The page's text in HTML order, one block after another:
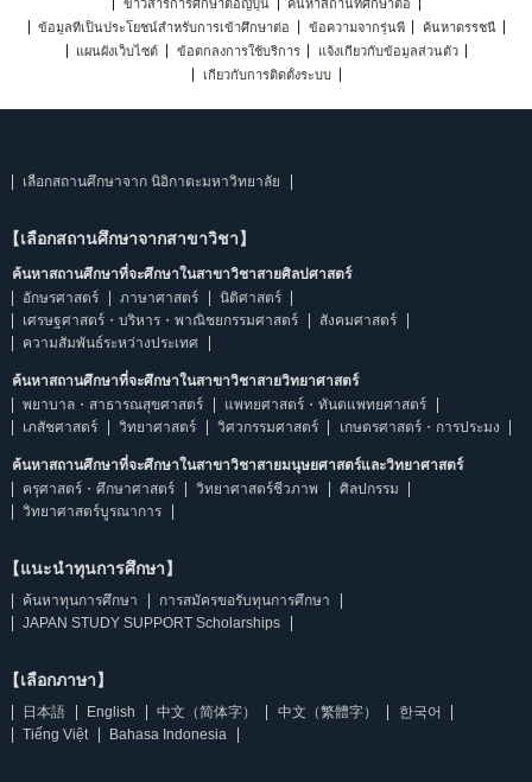
ข่าวสารการศึกษาต่อญี่ปุ่น
ค้นหาสถานที่ศึกษาต่อ
ข้อมูลที่เป็นประโยชน์สำหรับการเข้าศึกษาต่อ
ข้อความจากรุ่นพี่
ค้นหาดรรชนี
แผนผังเว็บไซต์
ข้อตกลงการใช้บริการ
แจ้งเกี่ยวกับข้อมูลส่วนตัว
เกี่ยวกับการติดตั้งระบบ
เลือกสถานศึกษาจาก นิอิกาตะมหาวิทยาลัย
【เลือกสถานศึกษาจากสาขาวิชา】
ค้นหาสถานศึกษาที่จะศึกษาในสาขาวิชาสายศิลปศาสตร์
อักษรศาสตร์
ภาษาศาสตร์
นิติศาสตร์
เศรษฐศาสตร์・บริหาร・พาณิชยกรรมศาสตร์
สังคมศาสตร์
ความสัมพันธ์ระหว่างประเทศ
ค้นหาสถานศึกษาที่จะศึกษาในสาขาวิชาสายวิทยาศาสตร์
พยาบาล・สาธารณสุขศาสตร์
แพทยศาสตร์・ทันตแพทยศาสตร์
เภสัชศาสตร์
วิทยาศาสตร์ วิศวกรรมศาสตร์ เกษตรศาสตร์・การประมง
ค้นหาสถานศึกษาที่จะศึกษาในสาขาวิชาสายมนุษยศาสตร์และวิทยาศาสตร์
ครุศาสตร์・ศึกษาศาสตร์
วิทยาศาสตร์ชีวภาพ
ศิลปกรรม
วิทยาศาสตร์บูรณาการ
【แนะนำทุนการศึกษา】
ค้นหาทุนการศึกษา
การสมัครขอรับทุนการศึกษา
JAPAN STUDY SUPPORT Scholarships
【เลือกภาษา】
日本語 English 中文（简体字） 中文（繁體字）
한국어
Tiếng Việt
Bahasa Indonesia